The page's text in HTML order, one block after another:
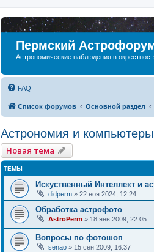
Пермский
Астрономические наблюдения в
FAQ
Список форумов Основной раздел
Астрономия и компьютеры
Новая тема
ТЕМЫ
Искуственный Интеллект и
didperm » 22 ноя 2024, 12:24
Обработка астрофото
AstroPerm » 18 янв 2009, 22:05
Вопросы по фотошоп
senao » 15 сен 2009, 16:37